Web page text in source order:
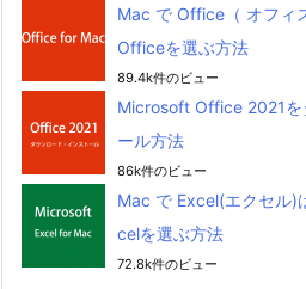
Mac で Office（ オフィ
Officeを選ぶ方法
89.4k件のビュー
Microsoft Office 2021を
ール方法
86k件のビュー
Mac で Excel(エクセル)
celを選ぶ方法
72.8k件のビュー